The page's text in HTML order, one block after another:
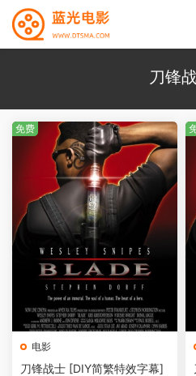
刀锋
电影
刀锋战士 [DIY简繁特效字幕]
免费